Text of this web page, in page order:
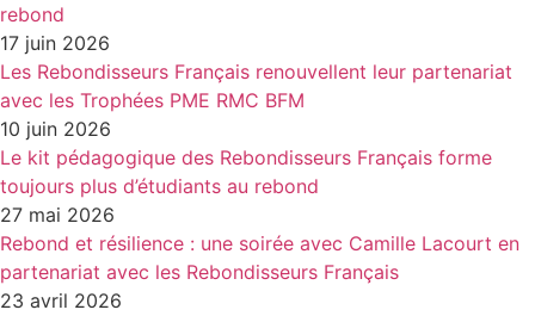
rebond
17 juin 2026
Les Rebondisseurs Français renouvellent leur partenariat
avec les Trophées PME RMC BFM
10 juin 2026
Le kit pédagogique des Rebondisseurs Français forme
toujours plus d’étudiants au rebond
27 mai 2026
Rebond et résilience : une soirée avec Camille Lacourt en
partenariat avec les Rebondisseurs Français
23 avril 2026